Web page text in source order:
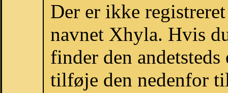
Der er ikke
navnet Xhyla. Hvis
finder den
tilføje den nedenfor